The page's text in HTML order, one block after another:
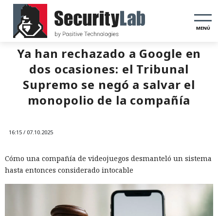
MENÚ
Ya han rechazado a Google en
dos ocasiones: el Tribunal
Supremo se negó a salvar el
monopolio de la compañía
16:15 / 07.10.2025
Cómo una compañía de videojuegos desmanteló un sistema
hasta entonces considerado intocable